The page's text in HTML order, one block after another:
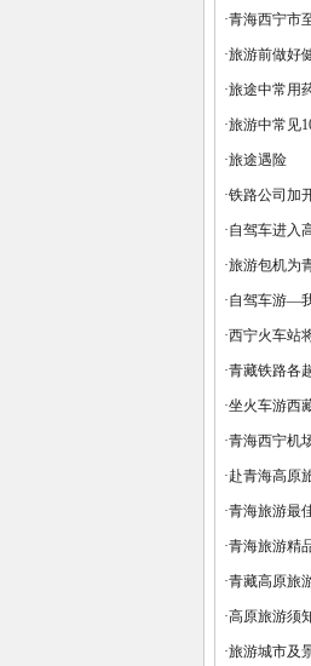
·青海西宁市
·旅游前做好
·旅途中常用
·旅游中常见
·旅途遇险
·铁路公司加
·自驾车进入
·旅游包机为
·自驾车游—
·西宁火车站
·青藏铁路各
·坐火车游西
·青海西宁机
·赴青海高原
·青海旅游最
·青海旅游精
·青藏高原旅
·高原旅游须
·旅游城市及